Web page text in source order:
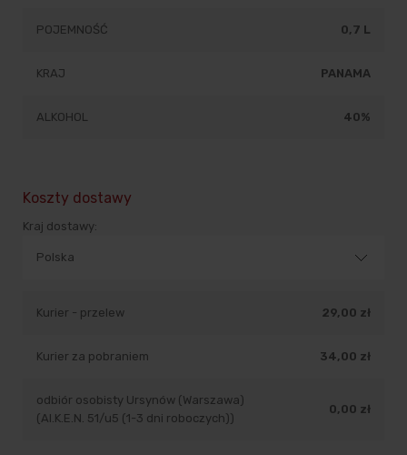
POJEMNOŚĆ 0,7 L
KRAJ PANAMA
ALKOHOL 40%
Koszty dostawy
Kraj dostawy:
Kurier - przelew 29,00 zł
Kurier za pobraniem 34,00 zł
odbiór osobisty Ursynów (Warszawa)
(Al.K.E.N. 51/u5 (1-3 dni roboczych))
0,00 zł